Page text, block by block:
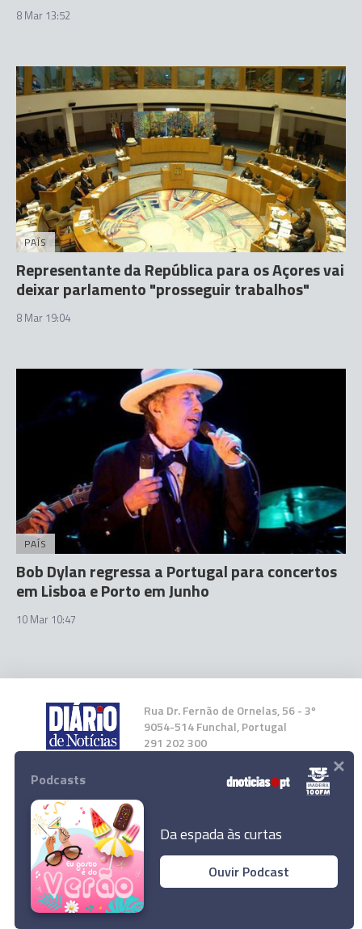
Campeonato de Portugal de Ralis arranca
sexta-feira com estreia internacional
Ler Artigo
8 Mar 13:52
PAÍS
Representante da República para os Açores vai
deixar parlamento "prosseguir trabalhos"
8 Mar 19:04
PAÍS
Bob Dylan regressa a Portugal para concertos
em Lisboa e Porto em Junho
10 Mar 10:47
Rua Dr. Fernão de Ornelas, 56 - 3º
9054-514 Funchal, Portugal
291 202 300
Instale a nossa App
© 2023 Empresa Diário de Notícias, Lda.
Todos os direitos reservados.
Podcasts
Da espada às curtas
Ouvir Podcast
×